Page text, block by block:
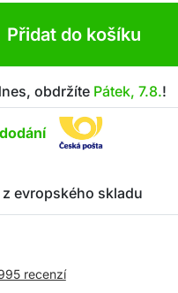
Přidat do košíku
obdržíte Pátek, 7.8.!
evropského skladu
recenzí